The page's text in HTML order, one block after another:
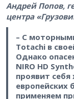
Андрей Попов,
центра
– С
Totachi в
Однако
NIRO HD
проявит
европейских
применяем